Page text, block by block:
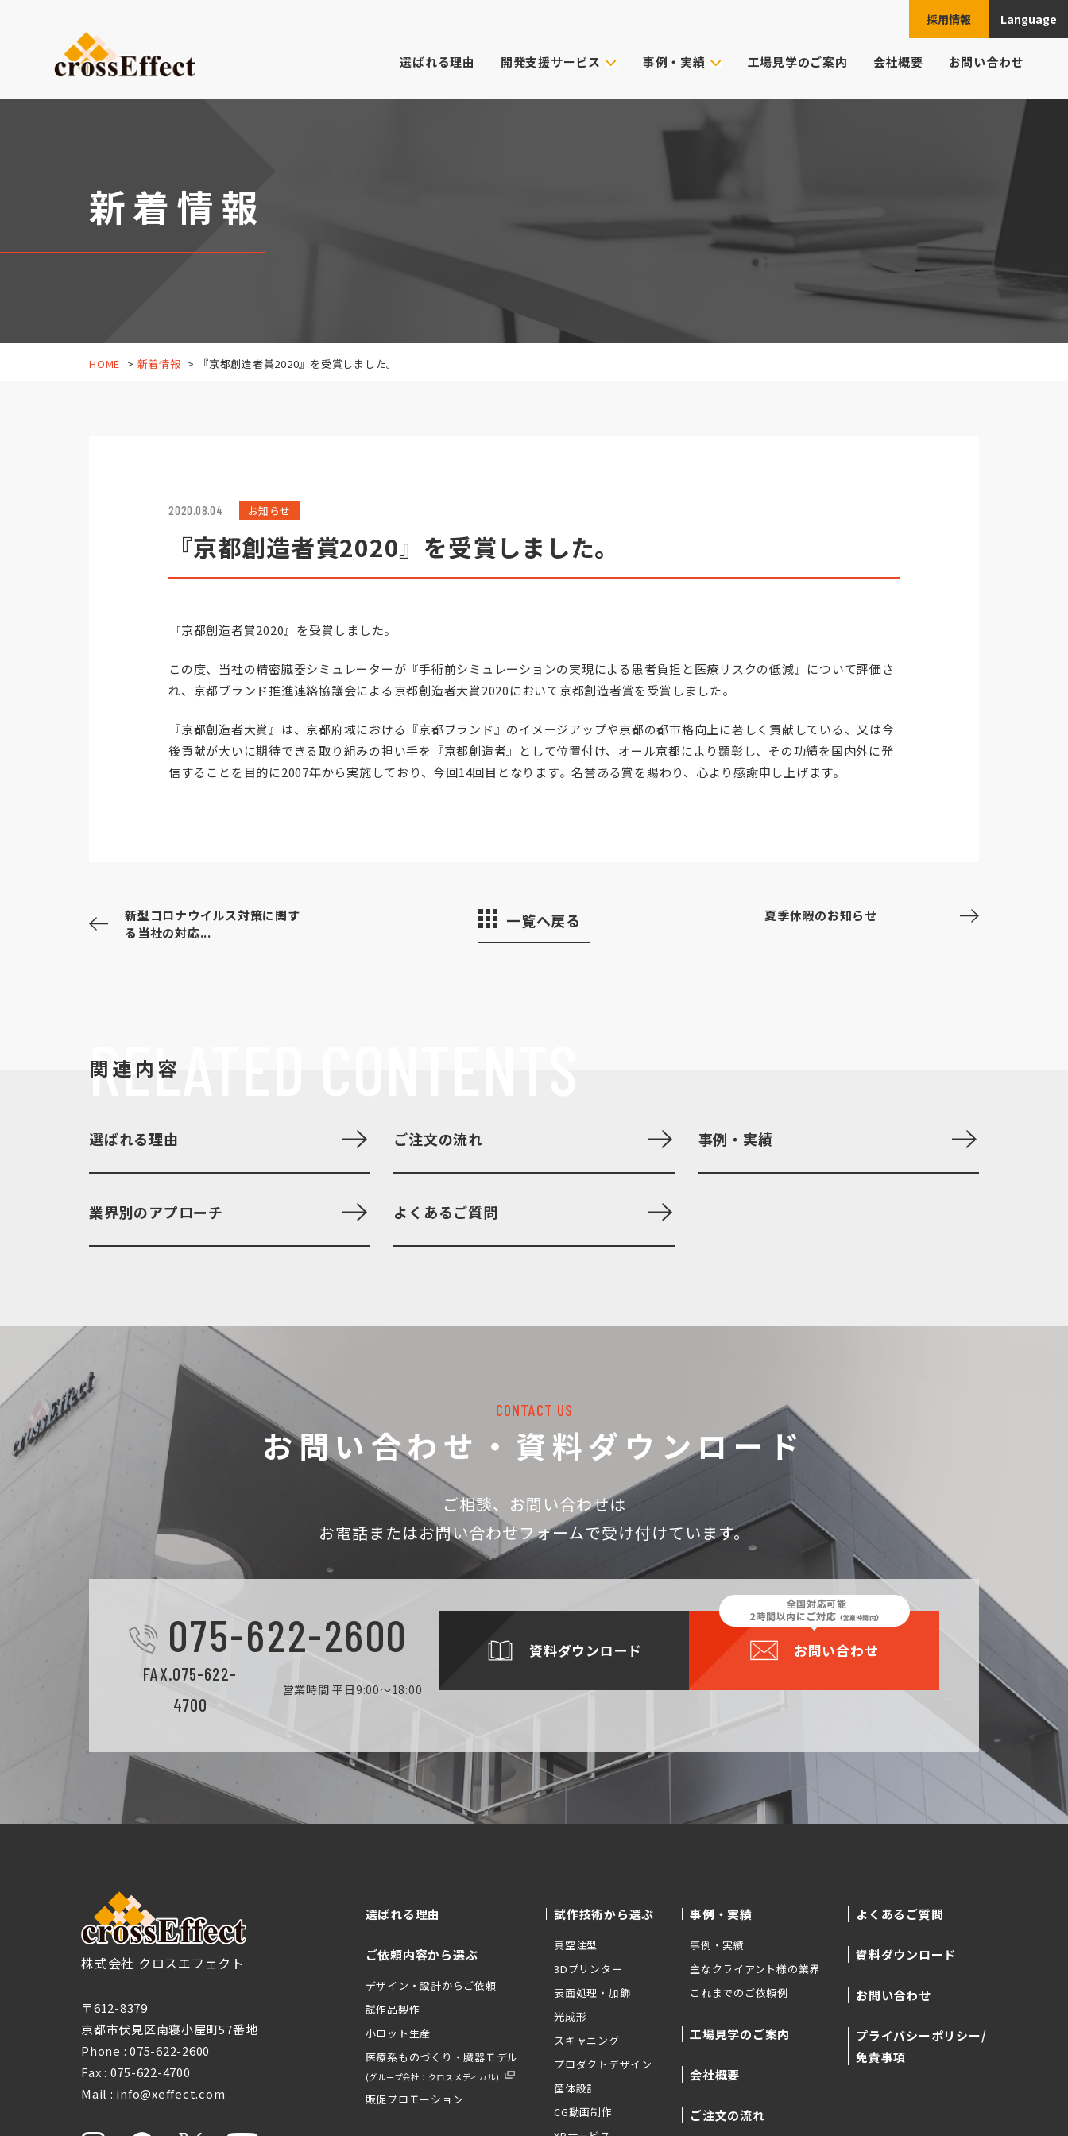
採用情報 Language
JPN
CHN
選ばれる理由 開発支援サービス
小ロット生産
医療系ものづくり・臓器モデル
(グループ会社：クロスメディカル)
スキャニング
事例・実績
主なクライアント様の業界
工場見学のご案内 会社概要 お問い合わせ
新着情報
HOME 新着情報 『京都創造者賞2020』を受賞しました。
2020.08.04 お知らせ
『京都創造者賞2020』を受賞しました。
『京都創造者賞2020』を受賞しました。
この度、当社の精密臓器シミュレーターが『手術前シミュレーションの実現による患者負担と医療リスクの低減』について評価さ
れ、京都ブランド推進連絡協議会による京都創造者大賞2020において京都創造者賞を受賞しました。
『京都創造者大賞』は、京都府域における『京都ブランド』のイメージアップや京都の都市格向上に著しく貢献している、又は今
後貢献が大いに期待できる取り組みの担い手を『京都創造者』として位置付け、オール京都により顕彰し、その功績を国内外に発
信することを目的に2007年から実施しており、今回14回目となります。名誉ある賞を賜わり、心より感謝申し上げます。
新型コロナウイルス対策に関す
る当社の対応...
一覧へ戻る 夏季休暇のお知らせ
RELATED
関連内容
選ばれる理由 ご注文の流れ 事例・実績
業界別のアプローチ よくあるご質問
CONTACT US
お問い合わせ・資料ダウンロード
ご相談、お問い合わせは
お電話またはお問い合わせフォームで受け付けています。
075-622-2600
FAX.075-622-
4700
営業時間 平日9:00～18:00
資料ダウンロード お問い合わせ
株式会社 クロスエフェクト
〒612-8379
京都市伏見区南寝小屋町57番地
Phone : 075-622-2600
Fax : 075-622-4700
Mail : info@xeffect.com
選ばれる理由
ご依頼内容から選ぶ
デザイン・設計からご依頼
試作品製作
小ロット生産
医療系ものづくり・臓器モデル
(グループ会社：クロスメディカル)
販促プロモーション
試作技術から選ぶ
真空注型
3Dプリンター
表面処理・加飾
光成形
スキャニング
プロダクトデザイン
筐体設計
CG動画制作
事例・実績
事例・実績
主なクライアント様の業界
これまでのご依頼例
工場見学のご案内
会社概要
ご注文の流れ
よくあるご質問
資料ダウンロード
お問い合わせ
プライバシーポリシー/
免責事項